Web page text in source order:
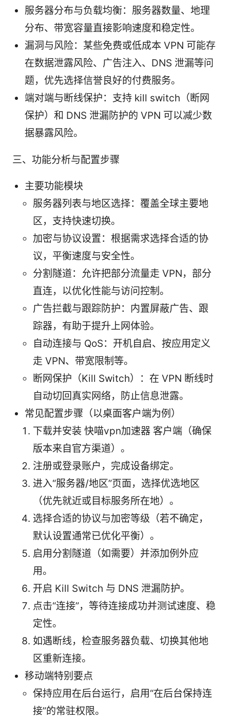
服务器分布与负载均衡：服务器数量、地理
分布、带宽容量直接影响速度和稳定性。
漏洞与风险：某些免费或低成本 VPN 可能存
在数据泄露风险、广告注入、DNS 泄漏等问
题，优先选择信誉良好的付费服务。
端对端与断线保护：支持 kill switch（断网
保护）和 DNS 泄漏防护的 VPN 可以减少数
据暴露风险。
三、功能分析与配置步骤
主要功能模块
服务器列表与地区选择：覆盖全球主要地
区，支持快速切换。
加密与协议设置：根据需求选择合适的协
议，平衡速度与安全性。
分割隧道：允许把部分流量走 VPN，部分
直连，以优化性能与访问控制。
广告拦截与跟踪防护：内置屏蔽广告、跟
踪器，有助于提升上网体验。
自动连接与 QoS：开机自启、按应用定义
走 VPN、带宽限制等。
断网保护（Kill Switch）：在 VPN 断线时
自动切回真实网络，防止信息泄露。
常见配置步骤（以桌面客户端为例）
下载并安装 快喵vpn加速器 客户端（确保
版本来自官方渠道）。
注册或登录账户，完成设备绑定。
进入“服务器/地区”页面，选择优选地区
（优先就近或目标服务所在地）。
选择合适的协议与加密等级（若不确定，
默认设置通常已优化平衡）。
启用分割隧道（如需要）并添加例外应
用。
开启 Kill Switch 与 DNS 泄漏防护。
点击“连接”，等待连接成功并测试速度、稳
定性。
如遇断线，检查服务器负载、切换其他地
区重新连接。
移动端特别要点
保持应用在后台运行，启用“在后台保持连
接”的常驻权限。